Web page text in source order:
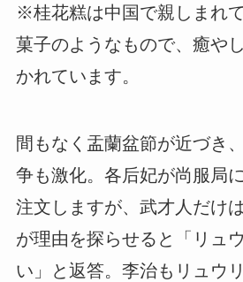
※桂花糕は中国で親しまれ
菓子のようなもので、癒や
かれています。
間もなく盂蘭盆節が近づき
争も激化。各后妃が尚服局
注文しますが、武才人だけ
が理由を探らせると「リュ
い」と返答。李治もリュウ